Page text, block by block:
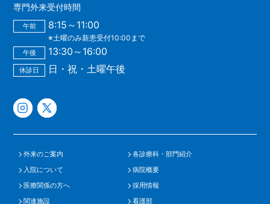
専門外来受付時間
午前 8:15～11:00
※土曜のみ新患受付10:00まで
午後 13:30～16:00
休診日 日・祝・土曜午後
外来のご案内
各診療科・部門紹介
入院について
病院概要
医療関係の方へ
採用情報
関連施設
看護部